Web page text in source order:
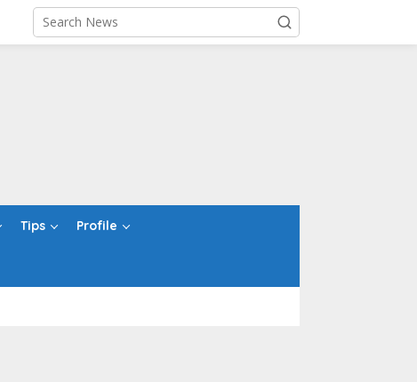
Tips Profile